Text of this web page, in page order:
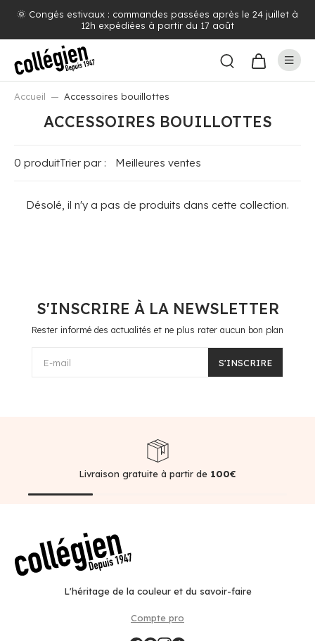
🌞 Congés estivaux : commandes passées après le 24 juillet à
12h expédiées à partir du 17 août
Accueil Accessoires bouillottes
ACCESSOIRES BOUILLOTTES
0 produitTrier par :
Désolé, il n'y a pas de produits dans cette collection.
S'INSCRIRE À LA NEWSLETTER
Rester informé des actualités et ne plus rater aucun bon plan
E-mail S'INSCRIRE
Livraison gratuite à partir de 100€
L'héritage de la couleur et du savoir-faire
Compte pro